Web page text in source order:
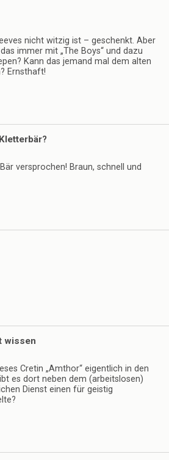
nicht witzig ist – geschenkt. Aber
immer mit „The Boys“ und dazu
Kann das jemand mal dem alten
Ernsthaft!
versprochen! Braun, schnell und
wissen
Cretin „Amthor“ eigentlich in den
es dort neben dem (arbeitslosen)
Dienst einen für geistig